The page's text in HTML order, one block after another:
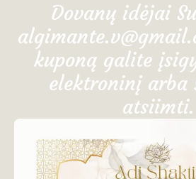
Dovanų idėjai
kuponą galite
elektroninį arba
atsiimti.